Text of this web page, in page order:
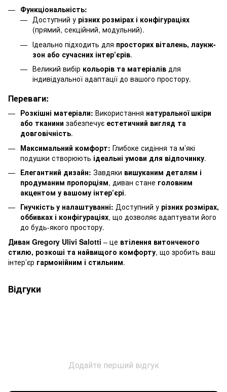
Функціональність:
Доступний у різних розмірах і конфігураціях
(прямий, секційний, модульний).
Ідеально підходить для просторих віталень, лаунж-
зон або сучасних інтер’єрів.
Великий вибір кольорів та матеріалів для
індивідуальної адаптації до вашого простору.
Переваги:
Розкішні матеріали: Використання натуральної шкіри
або тканини забезпечує естетичний вигляд та
довговічність.
Максимальний комфорт: Глибоке сидіння та м’які
подушки створюють ідеальні умови для відпочинку.
Елегантний дизайн: Завдяки вишуканим деталям і
продуманим пропорціям, диван стане головним
акцентом у вашому інтер’єрі.
Гнучкість у налаштуванні: Доступний у різних розмірах,
оббивках і конфігураціях, що дозволяє адаптувати його
до будь-якого простору.
Диван Gregory Ulivi Salotti – це втілення витонченого
стилю, розкоші та найвищого комфорту, що зробить ваш
інтер’єр гармонійним і стильним.
Відгуки
Додайте перший відгук